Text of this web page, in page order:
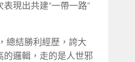
現出共建“一帶一路”
總結勝利經歷，誇大
的邏輯，走的是人世邪